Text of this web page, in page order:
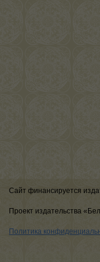
Сайт финансируется
Проект издательства
Политика